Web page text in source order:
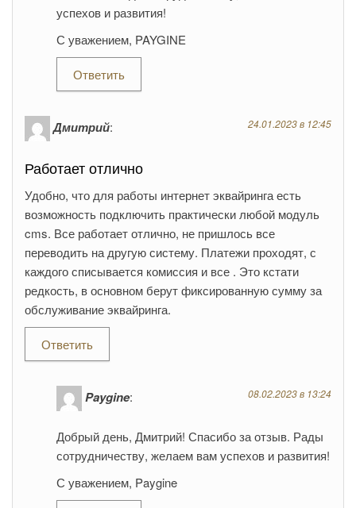
успехов и развития!
С уважением, PAYGINE
Ответить
Дмитрий: 24.01.2023 в 12:45
Работает отлично
Удобно, что для работы интернет эквайринга есть
возможность подключить практически любой модуль
cms. Все работает отлично, не пришлось все
переводить на другую систему. Платежи проходят, с
каждого списывается комиссия и все . Это кстати
редкость, в основном берут фиксированную сумму за
обслуживание эквайринга.
Ответить
Paygine: 08.02.2023 в 13:24
Добрый день, Дмитрий! Спасибо за отзыв. Рады
сотрудничеству, желаем вам успехов и развития!
С уважением, Paygine